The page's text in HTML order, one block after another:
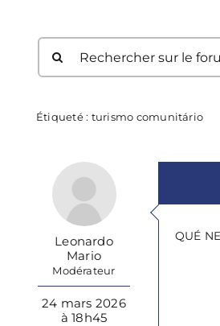
Étiqueté : turismo comunitário
Leonardo
Mario
Modérateur
24 mars 2026
à 18h45
QUÉ